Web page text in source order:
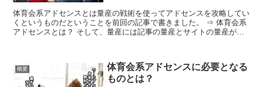
体育会系アドセンスとは量産の戦術を使ってアドセンスを攻略してい
くというものだということを前回の記事で書きました。 ⇒ 体育会系
アドセンスとは？ そして、量産には記事の量産とサイトの量産があ
概要
体育会系アドセンスに必要となる
ものとは？